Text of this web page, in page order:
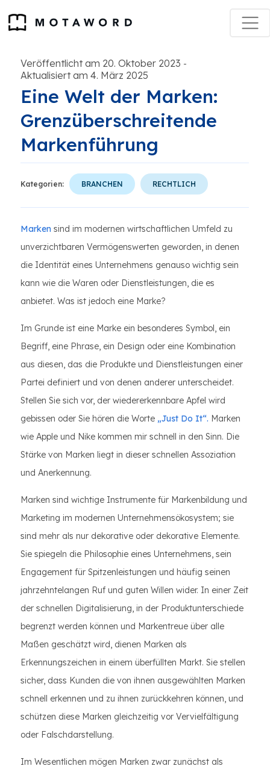
Veröffentlicht am 20. Oktober 2023 -
Aktualisiert am 4. März 2025
Eine Welt der Marken:
Grenzüberschreitende
Markenführung
Kategorien: BRANCHEN RECHTLICH
Marken sind im modernen wirtschaftlichen Umfeld zu
unverzichtbaren Vermögenswerten geworden, in denen
die Identität eines Unternehmens genauso wichtig sein
kann wie die Waren oder Dienstleistungen, die es
anbietet. Was ist jedoch eine Marke?
Im Grunde ist eine Marke ein besonderes Symbol, ein
Begriff, eine Phrase, ein Design oder eine Kombination
aus diesen, das die Produkte und Dienstleistungen einer
Partei definiert und von denen anderer unterscheidet.
Stellen Sie sich vor, der wiedererkennbare Apfel wird
gebissen oder Sie hören die Worte „Just Do It“. Marken
wie Apple und Nike kommen mir schnell in den Sinn. Die
Stärke von Marken liegt in dieser schnellen Assoziation
und Anerkennung.
Marken sind wichtige Instrumente für Markenbildung und
Marketing im modernen Unternehmensökosystem; sie
sind mehr als nur dekorative oder dekorative Elemente.
Sie spiegeln die Philosophie eines Unternehmens, sein
Engagement für Spitzenleistungen und häufig seinen
jahrzehntelangen Ruf und guten Willen wider. In einer Zeit
der schnellen Digitalisierung, in der Produktunterschiede
begrenzt werden können und Markentreue über alle
Maßen geschätzt wird, dienen Marken als
Erkennungszeichen in einem überfüllten Markt. Sie stellen
sicher, dass Kunden die von ihnen ausgewählten Marken
schnell erkennen und zu ihnen zurückkehren können, und
schützen diese Marken gleichzeitig vor Vervielfältigung
oder Falschdarstellung.
Im Wesentlichen mögen Marken zwar zunächst als